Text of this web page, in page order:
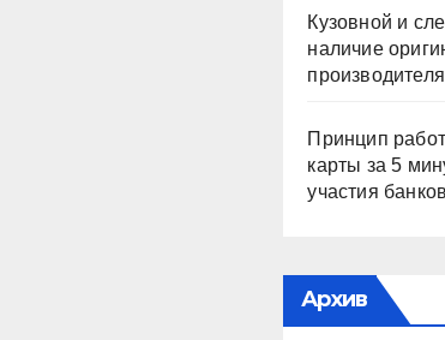
Кузовной и
наличие
Принцип
карты за 5
участия
Архив